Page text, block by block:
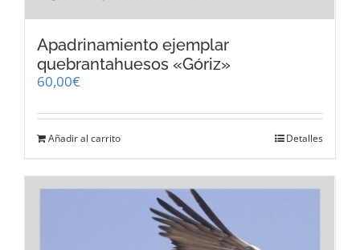
Apadrinamiento ejemplar
quebrantahuesos «Góriz»
60,00€
Añadir al carrito Detalles